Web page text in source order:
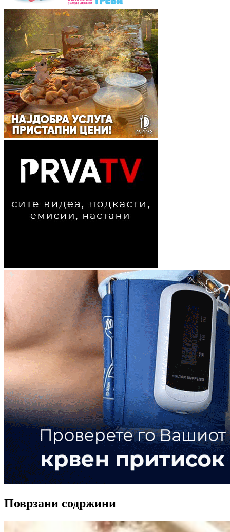
Поврзани содржини